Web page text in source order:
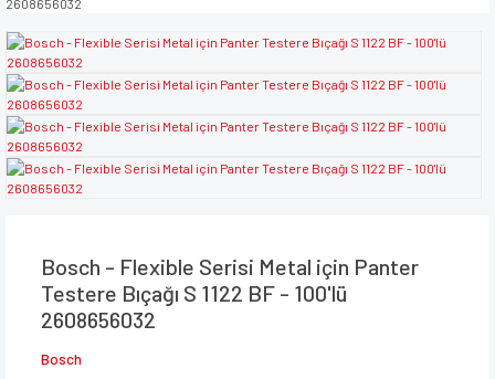
Bosch - Flexible Serisi Metal için Panter
Testere Bıçağı S 1122 BF - 100'lü
2608656032
Bosch